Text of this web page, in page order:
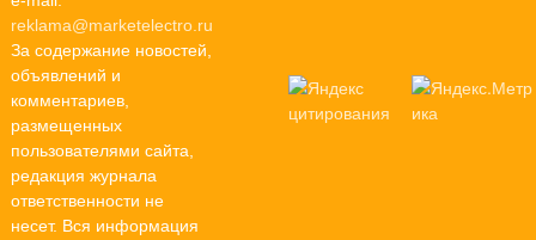
reklama@marketelectro.ru
За содержание новостей,
объявлений и
комментариев,
размещенных
пользователями сайта,
редакция журнала
ответственности не
несет. Вся информация